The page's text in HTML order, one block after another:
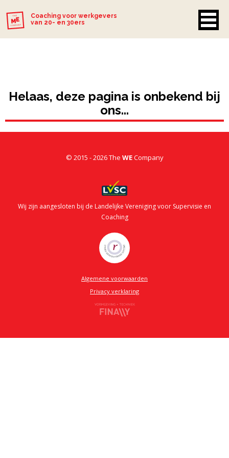
Coaching voor werkgevers
van 20- en 30ers
Helaas, deze pagina is onbekend bij
ons...
© 2015 - 2026 The WECompany
Wij zijn aangesloten bij de Landelijke Vereniging voor Supervisie en
Coaching
Algemene voorwaarden
Privacy verklaring